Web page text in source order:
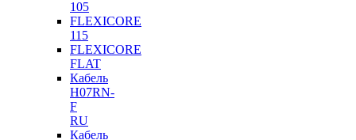
105
FLEXICORE
115
FLEXICORE
FLAT
Кабель
H07RN-
F
RU
Кабель